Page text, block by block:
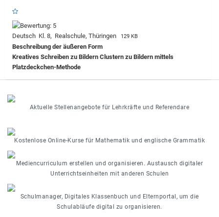
Deutsch Kl. 8, Realschule, Thüringen 129 KB
Beschreibung der äußeren Form
Kreatives Schreiben zu Bildern Clustern zu Bildern mittels
Platzdeckchen-Methode
Aktuelle Stellenangebote für Lehrkräfte und Referendare
Kostenlose Online-Kurse für Mathematik und englische Grammatik
Mediencurriculum erstellen und organisieren. Austausch digitaler
Unterrichtseinheiten mit anderen Schulen
Schulmanager, Digitales Klassenbuch und Elternportal, um die
Schulabläufe digital zu organisieren.